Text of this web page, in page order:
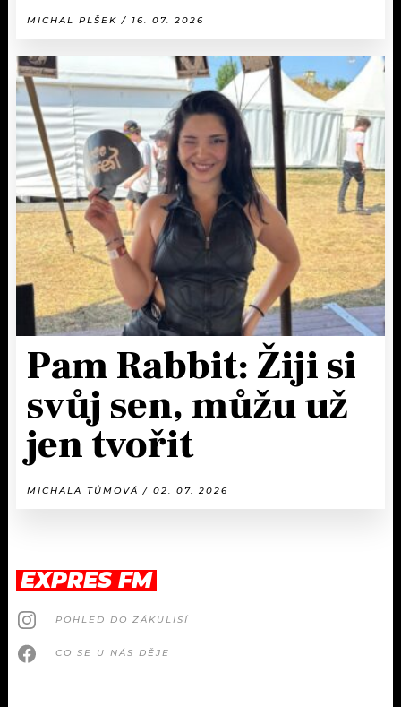
MICHAL PLŠEK / 16. 07. 2026
Pam Rabbit: Žiji si
svůj sen, můžu už
jen tvořit
MICHALA TŮMOVÁ / 02. 07. 2026
EXPRES FM
POHLED DO ZÁKULISÍ
CO SE U NÁS DĚJE